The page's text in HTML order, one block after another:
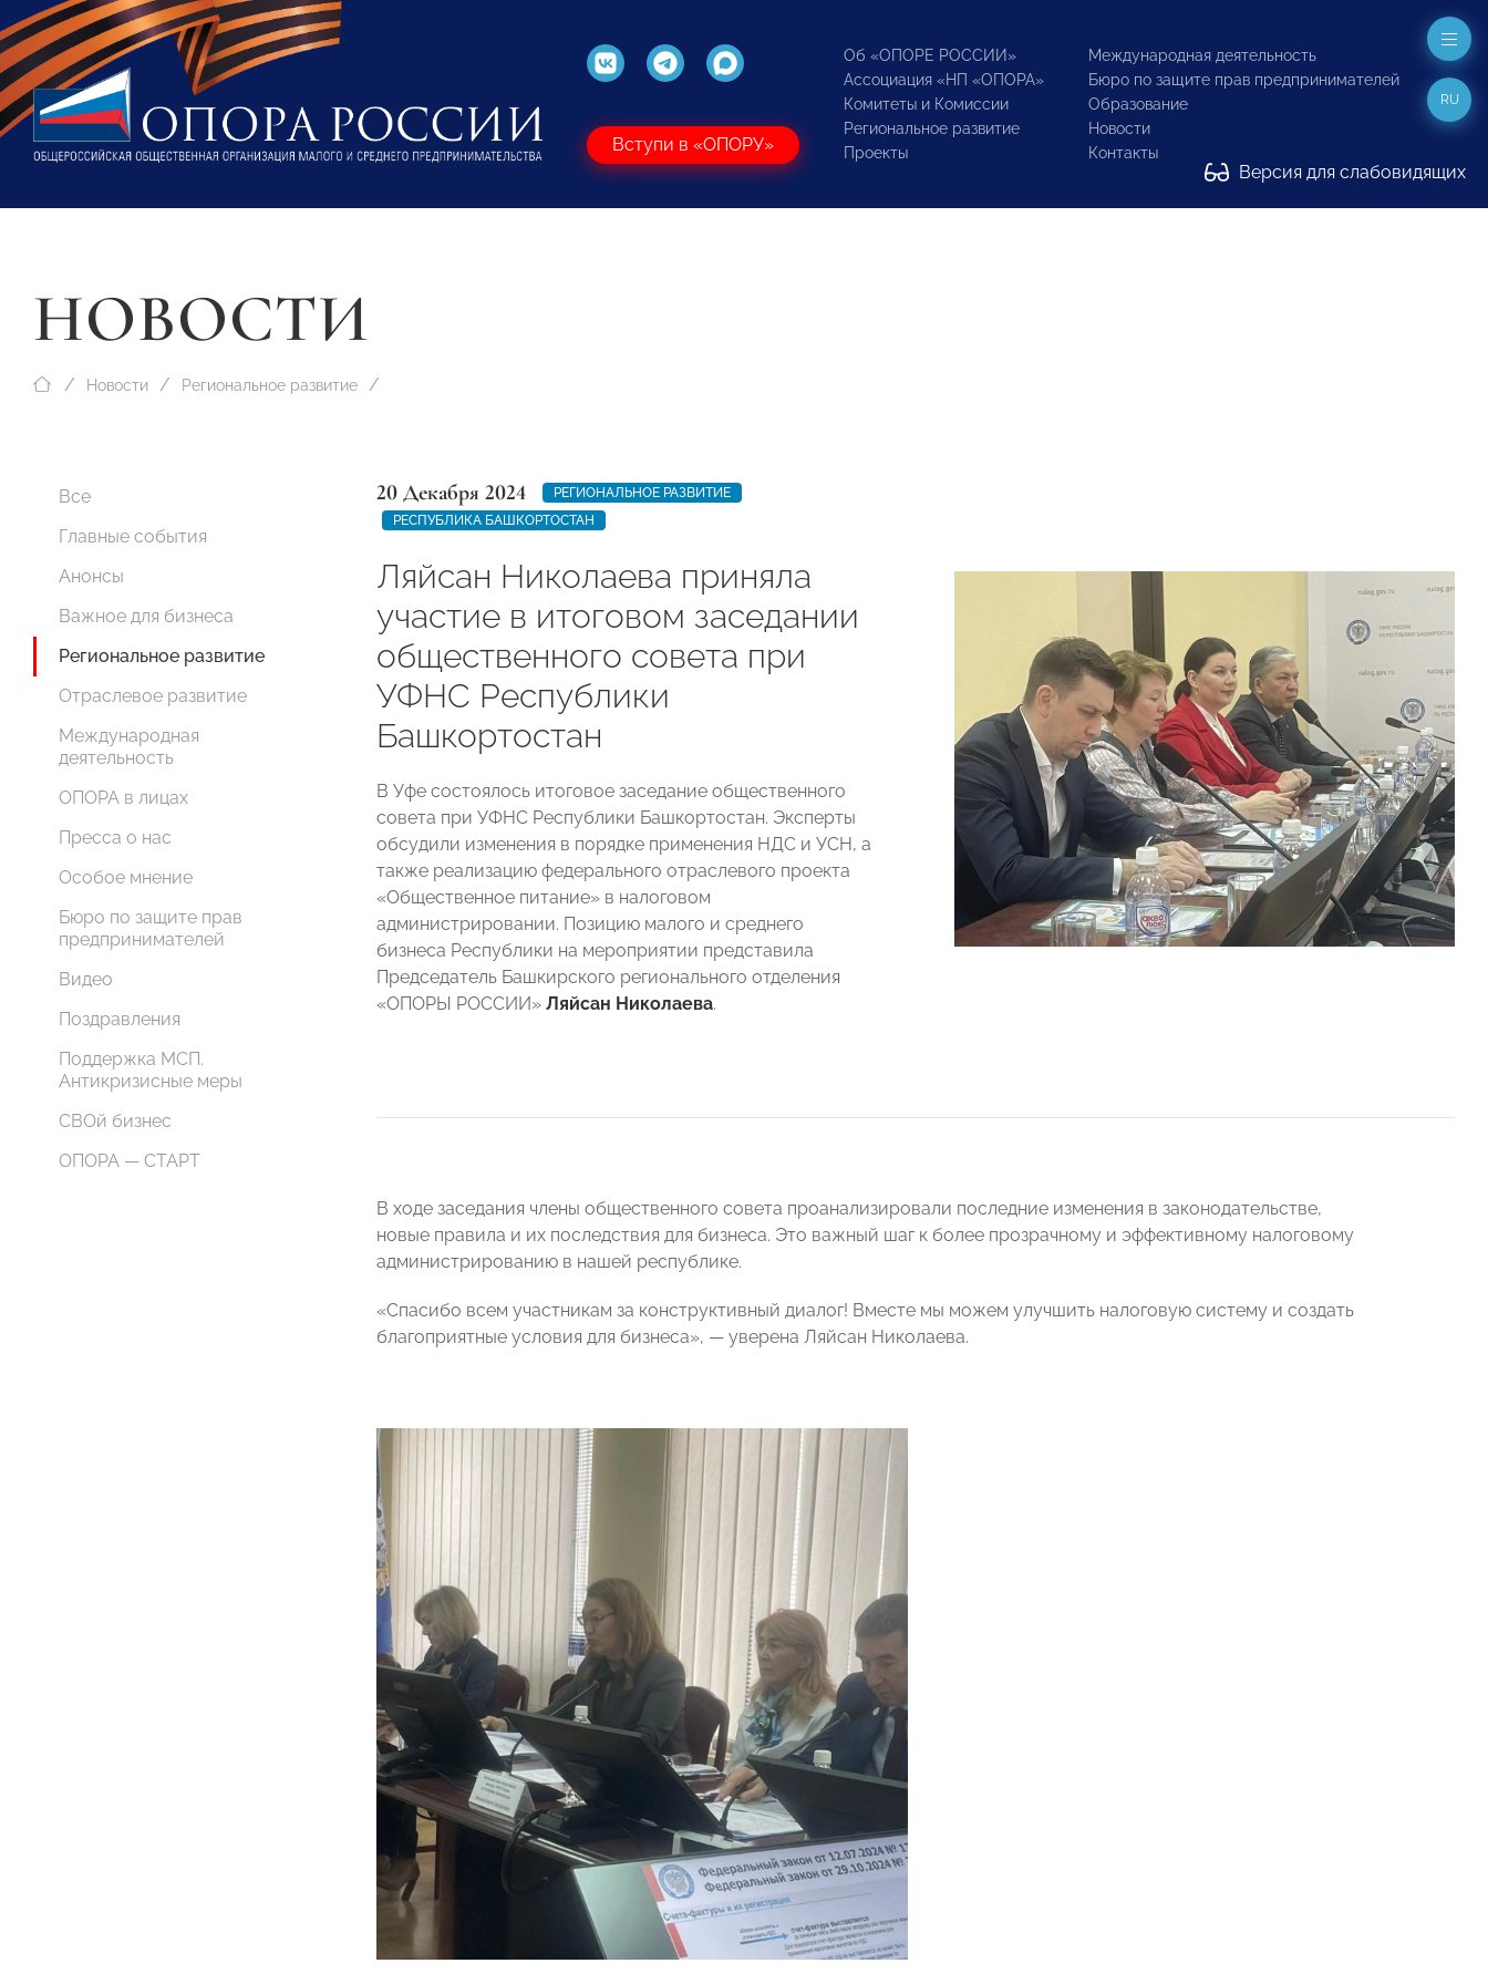
Вступи в «ОПОРУ»
Об «ОПОРЕ РОССИИ»
Ассоциация «НП «ОПОРА»
Комитеты и Комиссии
Региональное развитие
Проекты
Международная деятельность
Бюро по защите прав предпринимателей
Образование
Новости
Контакты
Версия для слабовидящих
RU
НОВОСТИ
Новости Региональное развитие
Все
Главные события
Анонсы
Важное для бизнеса
Региональное развитие
Отраслевое развитие
Международная
деятельность
ОПОРА в лицах
Пресса о нас
Особое мнение
Бюро по защите прав
предпринимателей
Видео
Поздравления
Поддержка МСП.
Антикризисные меры
СВОй бизнес
ОПОРА — СТАРТ
20 Декабря 2024
РЕГИОНАЛЬНОЕ РАЗВИТИЕ
РЕСПУБЛИКА БАШКОРТОСТАН
Ляйсан Николаева приняла
участие в итоговом заседании
общественного совета при
УФНС Республики
Башкортостан
В Уфе состоялось итоговое заседание общественного
совета при УФНС Республики Башкортостан. Эксперты
обсудили изменения в порядке применения НДС и УСН, а
также реализацию федерального отраслевого проекта
«Общественное питание» в налоговом
администрировании. Позицию малого и среднего
бизнеса Республики на мероприятии представила
Председатель Башкирского регионального отделения
«ОПОРЫ РОССИИ» Ляйсан Николаева.
В ходе заседания члены общественного совета проанализировали последние изменения в законодательстве,
новые правила и их последствия для бизнеса. Это важный шаг к более прозрачному и эффективному налоговому
администрированию в нашей республике.
«Спасибо всем участникам за конструктивный диалог! Вместе мы можем улучшить налоговую систему и создать
благоприятные условия для бизнеса», — уверена Ляйсан Николаева.